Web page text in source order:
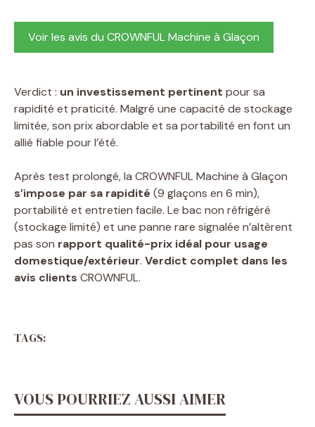
Voir les avis du CROWNFUL Machine à Glaçon
Verdict : un investissement pertinent pour sa
rapidité et praticité. Malgré une capacité de stockage
limitée, son prix abordable et sa portabilité en font un
allié fiable pour l’été.
Après test prolongé, la CROWNFUL Machine à Glaçon
s’impose par sa rapidité (9 glaçons en 6 min),
portabilité et entretien facile. Le bac non réfrigéré
(stockage limité) et une panne rare signalée n’altèrent
pas son rapport qualité-prix idéal pour usage
domestique/extérieur. Verdict complet dans les
avis clients CROWNFUL.
TAGS:
VOUS POURRIEZ AUSSI AIMER